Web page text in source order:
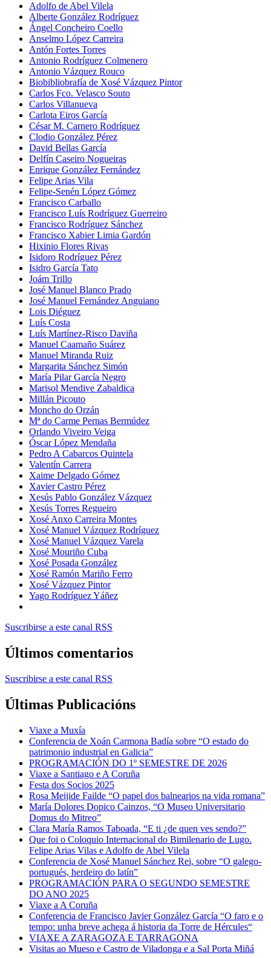
Adolfo de Abel Vilela
Alberte González Rodríguez
Ángel Concheiro Coello
Anselmo López Carreira
Antón Fortes Torres
Antonio Rodríguez Colmenero
Antonio Vázquez Rouco
Biobibliobrafía de Xosé Vázquez Pintor
Carlos Fco. Velasco Souto
Carlos Villanueva
Carlota Eiros García
César M. Carnero Rodríguez
Clodio González Pérez
David Bellas García
Delfín Caseiro Nogueiras
Enrique González Fernández
Felipe Arias Vila
Felipe-Senén López Gómez
Francisco Carballo
Francisco Luís Rodríguez Guerreiro
Francisco Rodríguez Sánchez
Francisco Xabier Limia Gardón
Hixinio Flores Rivas
Isidoro Rodríguez Pérez
Isidro García Tato
Joám Trillo
José Manuel Blanco Prado
José Manuel Fernández Anguiano
Lois Diéguez
Luís Costa
Luís Martínez-Risco Daviña
Manuel Caamaño Suárez
Manuel Miranda Ruiz
Margarita Sánchez Simón
María Pilar García Negro
Marisol Mendive Zabaldica
Millán Picouto
Moncho do Orzán
Mª do Carme Pernas Bermúdez
Orlando Viveiro Veiga
Óscar López Mendaña
Pedro A Cabarcos Quintela
Valentín Carrera
Xaime Delgado Gómez
Xavier Castro Pérez
Xesús Pablo González Vázquez
Xesús Torres Regueiro
Xosé Anxo Carreira Montes
Xosé Manuel Vázquez Rodríguez
Xosé Manuel Vázquez Varela
Xosé Mouriño Cuba
Xosé Posada González
Xosé Ramón Mariño Ferro
Xosé Vázquez Pintor
Yago Rodríguez Yáñez
Suscribirse a este canal RSS
Últimos comentarios
Suscribirse a este canal RSS
Últimas Publicacións
Viaxe a Muxía
Conferencia de Xoán Carmona Badía sobre “O estado do
patrimonio industrial en Galicia”
PROGRAMACIÓN DO 1º SEMESTRE DE 2026
Viaxe a Santiago e A Coruña
Festa dos Socios 2025
Rosa Meijide Failde “O papel dos balnearios na vida romana”
María Dolores Dopico Cainzos, “O Museo Universitario
Domus do Mitreo”
Clara María Ramos Taboada, “E ti ¿de quen ves sendo?”
Que foi o Coloquio Internacional do Bimilenario de Lugo.
Felipe Arias Vilas e Adolfo de Abel Vilela
Conferencia de Xosé Manuel Sánchez Rei, sobre “O galego-
portugués, herdeiro do latín”
PROGRAMACIÓN PARA O SEGUNDO SEMESTRE
DO ANO 2025
Viaxe a A Coruña
Conferencia de Francisco Javier González García “O faro e o
tempo: unha breve achega á historia da Torre de Hércules“
VIAXE A ZARAGOZA E TARRAGONA
Visitas ao Mueso e Castro de Viladonga e a Sal Porta Miñá